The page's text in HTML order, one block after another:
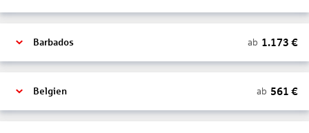
Barbados ab 1.173 €
Belgien ab 561 €